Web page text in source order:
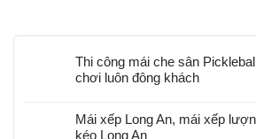
Thi công mái che sân
chơi luôn đông khách
Mái xếp Long An, mái xếp
kéo Long An